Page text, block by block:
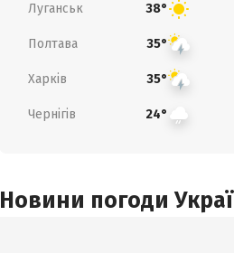
Луганськ 38°
Полтава 35°
Харків 35°
Чернігів 24°
Новини погоди